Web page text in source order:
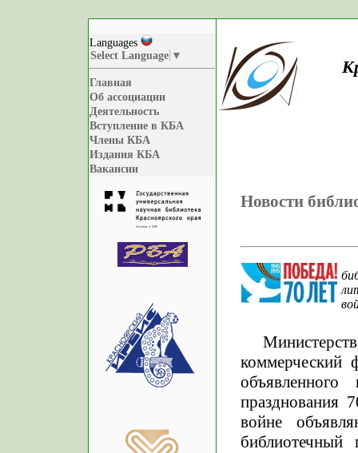
Languages
Select Language ▼
Главная
Об ассоциации
Деятельность
Вступление в КБА
Члены КБА
Издания КБА
Вакансии
Новости
коммерческий
празднования
войне
библиотечный